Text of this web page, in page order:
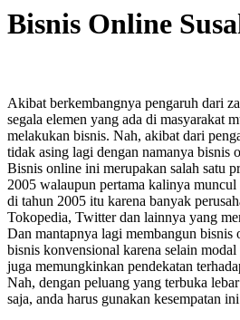
Bisnis Online
Akibat berkembangnya pengaruh dari
segala elemen yang ada di masyarakat
melakukan bisnis. Nah, akibat dari
tidak asing lagi dengan namanya bisnis
Bisnis online ini merupakan salah satu
2005 walaupun pertama kalinya
di tahun 2005 itu karena banyak
Tokopedia, Twitter dan lainnya yang
Dan mantapnya lagi membangun
bisnis konvensional karena selain
juga memungkinkan pendekatan
Nah, dengan peluang yang terbuka
saja, anda harus gunakan kesempatan